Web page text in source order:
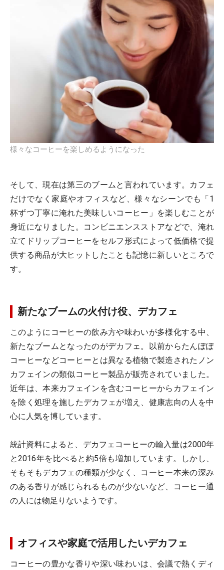
様々なコーヒーを楽しめるようになった
そして、現在は第三のブームと言われています。カフェ
だけでなく家庭やオフィスなど、様々なシーンでも「1
杯ずつ丁寧に淹れた美味しいコーヒー」を楽しむことが
身近になりました。コンビニエンスストアなどで、淹れ
立てドリップコーヒーをセルフ形式によって低価格で提
供する商品が大ヒットしたことも記憶に新しいところで
す。
新たなブームの火付け役、デカフェ
このようにコーヒーの飲み方や味わいが多様化する中、
新たなブームとなったのがデカフェ。以前からたんぽぽ
コーヒーなどコーヒーとは異なる植物で製造されたノン
カフェインの類似コーヒー製品が販売されていました。
近年は、本来カフェインを含むコーヒーからカフェイン
を除く処理を施したデカフェが増え、健康志向の人を中
心に人気を博しています。
統計資料によると、デカフェコーヒーの輸入量は2000年
と2016年を比べると約5倍も増加しています。しかし、
そもそもデカフェの種類が少なく、コーヒー本来の深み
のある香りが感じられるものが少ないなど、コーヒー通
の人には物足りないようです。
オフィスや家庭で活用したいデカフェ
コーヒーの豊かな香りや深い味わいは、会議で熱くディ